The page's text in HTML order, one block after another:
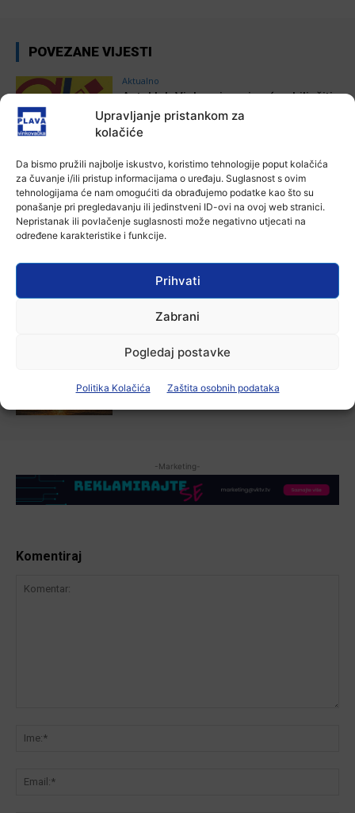
Upravljanje pristankom za
kolačiće
Da bismo pružili najbolje iskustvo, koristimo tehnologije poput kolačića
za čuvanje i/ili pristup informacijama o uređaju. Suglasnost s ovim
tehnologijama će nam omogućiti da obrađujemo podatke kao što su
ponašanje pri pregledavanju ili jedinstveni ID-ovi na ovoj web stranici.
Nepristanak ili povlačenje suglasnosti može negativno utjecati na
određene karakteristike i funkcije.
Prihvati
Zabrani
Pogledaj postavke
Politika Kolačića Zaštita osobnih podataka
POVEZANE VIJESTI
Aktualno
Autoklub Vinkovci u rujnu će obilježiti
stotu godišnjicu djelovanja
7 kolovoza, 2026
Aktualno
Za dva tjedna započinje još jedna
Divlja liga
7 kolovoza, 2026
U Županji održana Ljetna škola magije
Aktualno
Zbog niskog vodostaja otežana
6 kolovoza, 2026
-Marketing-
Komentiraj